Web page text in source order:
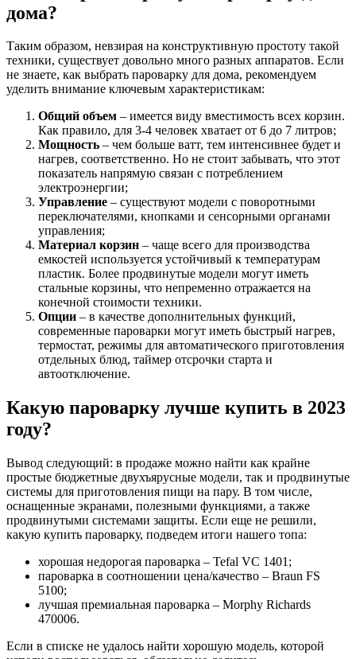
дома?
Таким образом, невзирая на конструктивную простоту такой
техники, существует довольно много разных аппаратов. Если
не знаете, как выбрать пароварку для дома, рекомендуем
уделить внимание ключевым характеристикам:
Общий объем – имеется виду вместимость всех корзин.
Как правило, для 3-4 человек хватает от 6 до 7 литров;
Мощность – чем больше ватт, тем интенсивнее будет и
нагрев, соответственно. Но не стоит забывать, что этот
показатель напрямую связан с потреблением
электроэнергии;
Управление – существуют модели с поворотными
переключателями, кнопками и сенсорными органами
управления;
Материал корзин – чаще всего для производства
емкостей используется устойчивый к температурам
пластик. Более продвинутые модели могут иметь
стальные корзины, что непременно отражается на
конечной стоимости техники.
Опции – в качестве дополнительных функций,
современные пароварки могут иметь быстрый нагрев,
термостат, режимы для автоматического приготовления
отдельных блюд, таймер отсрочки старта и
автоотключение.
Какую пароварку лучше купить в 2023
году?
Вывод следующий: в продаже можно найти как крайне
простые бюджетные двухъярусные модели, так и продвинутые
системы для приготовления пищи на пару. В том числе,
оснащенные экранами, полезными функциями, а также
продвинутыми системами защиты. Если еще не решили,
какую купить пароварку, подведем итоги нашего топа:
хорошая недорогая пароварка – Tefal VC 1401;
пароварка в соотношении цена/качество – Braun FS
5100;
лучшая премиальная пароварка – Morphy Richards
470006.
Если в списке не удалось найти хорошую модель, которой